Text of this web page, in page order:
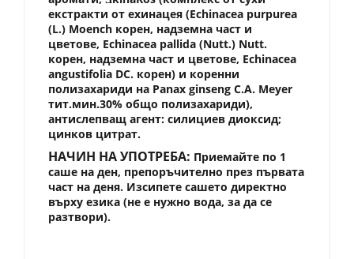
екстракти от ехинацея (Echinacea purpurea
(L.) Moench корен, надземна част и
цветове, Echinacea pallida (Nutt.) Nutt.
корен, надземна част и цветове, Echinacea
angustifolia DC. корен) и коренни
полизахариди на Panax ginseng C.A. Meyer
тит.мин.30% общо полизахариди),
антислепващ агент: силициев диоксид;
цинков цитрат.
НАЧИН НА УПОТРЕБА: Приемайте по 1
саше на ден, препоръчително през първата
част на деня. Изсипете сашето директно
върху езика (не е нужно вода, за да се
разтвори).